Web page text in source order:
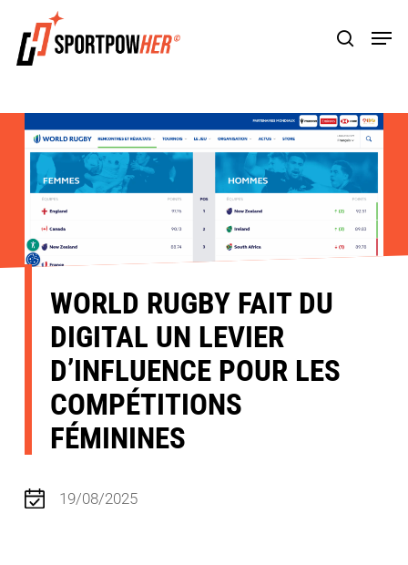
main
search
WORLD RUGBY FAIT DU
DIGITAL UN LEVIER
D’INFLUENCE POUR LES
COMPÉTITIONS
FÉMININES
19/08/2025